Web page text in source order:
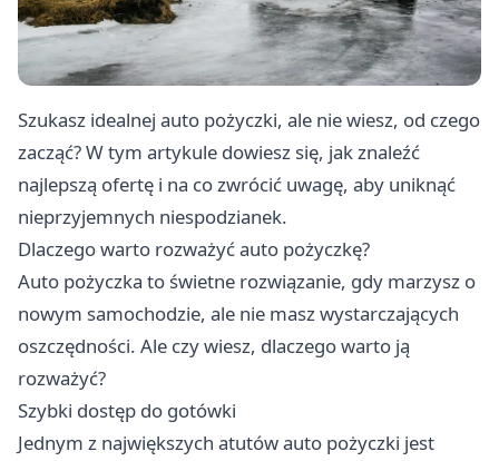
Szukasz idealnej auto pożyczki, ale nie wiesz, od czego
zacząć? W tym artykule dowiesz się, jak znaleźć
najlepszą ofertę i na co zwrócić uwagę, aby uniknąć
nieprzyjemnych niespodzianek.
Dlaczego warto rozważyć auto pożyczkę?
Auto pożyczka to świetne rozwiązanie, gdy marzysz o
nowym samochodzie, ale nie masz wystarczających
oszczędności. Ale czy wiesz, dlaczego warto ją
rozważyć?
Szybki dostęp do gotówki
Jednym z największych atutów auto pożyczki jest